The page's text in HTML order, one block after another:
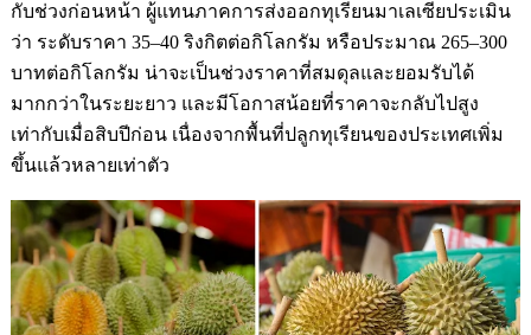
กับช่วงก่อนหน้า ผู้แทนภาคการส่งออกทุเรียนมาเลเซียประเมิน
ว่า ระดับราคา 35–40 ริงกิตต่อกิโลกรัม หรือประมาณ 265–300
บาทต่อกิโลกรัม น่าจะเป็นช่วงราคาที่สมดุลและยอมรับได้
มากกว่าในระยะยาว และมีโอกาสน้อยที่ราคาจะกลับไปสูง
เท่ากับเมื่อสิบปีก่อน เนื่องจากพื้นที่ปลูกทุเรียนของประเทศเพิ่ม
ขึ้นแล้วหลายเท่าตัว